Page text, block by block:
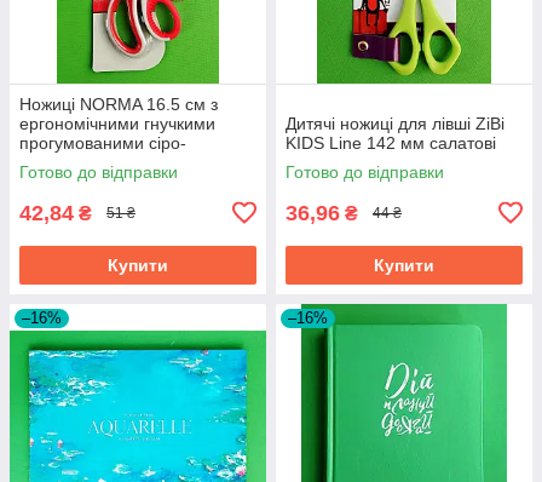
Ножиці NORMA 16.5 см з
ергономічними гнучкими
прогумованими сіро-
червоними ручками 1.8 мм
Готово до відправки
42,84 ₴ 51 ₴
Купити
Дитячі ножиці для лівші ZiBi
KIDS Line 142 мм салатові
Готово до відправки
36,96 ₴ 44 ₴
Купити
–16% –16%